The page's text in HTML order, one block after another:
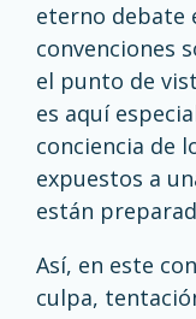
eterno debate
convenciones
el punto de
es aquí
conciencia de
expuestos a
están
Así, en este
culpa,